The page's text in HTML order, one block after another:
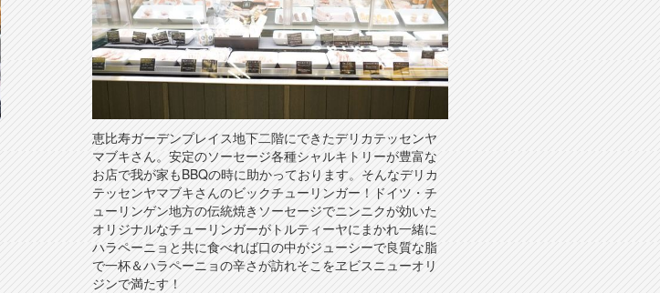
恵比寿ガーデンプレイス地下二階にできたデリカテッセンヤ
マブキさん。安定のソーセージ各種シャルキトリーが豊富な
お店で我が家もBBQの時に助かっております。そんなデリカ
テッセンヤマブキさんのビックチューリンガー！ドイツ・チ
ューリンゲン地方の伝統焼きソーセージでニンニクが効いた
オリジナルなチューリンガーがトルティーヤにまかれ一緒に
ハラペーニョと共に食べれば口の中がジューシーで良質な脂
で一杯＆ハラペーニョの辛さが訪れそこをヱビスニューオリ
ジンで満たす！